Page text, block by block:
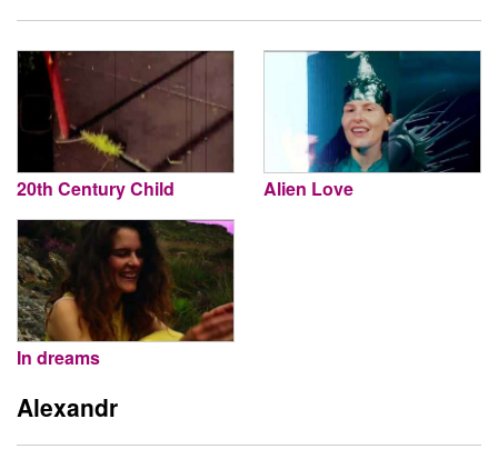
20th Century Child Alien Love
In dreams
Alexandr